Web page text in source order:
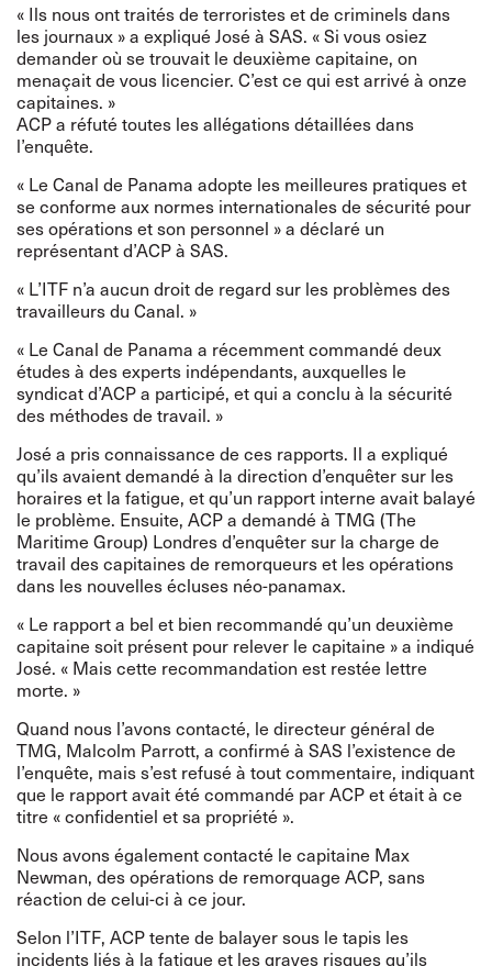
« Ils nous ont traités de terroristes et de criminels dans
les journaux » a expliqué José à SAS. « Si vous osiez
demander où se trouvait le deuxième capitaine, on
menaçait de vous licencier. C’est ce qui est arrivé à onze
capitaines. »
ACP a réfuté toutes les allégations détaillées dans
l’enquête.
« Le Canal de Panama adopte les meilleures pratiques et
se conforme aux normes internationales de sécurité pour
ses opérations et son personnel » a déclaré un
représentant d’ACP à SAS.
« L’ITF n’a aucun droit de regard sur les problèmes des
travailleurs du Canal. »
« Le Canal de Panama a récemment commandé deux
études à des experts indépendants, auxquelles le
syndicat d’ACP a participé, et qui a conclu à la sécurité
des méthodes de travail. »
José a pris connaissance de ces rapports. Il a expliqué
qu’ils avaient demandé à la direction d’enquêter sur les
horaires et la fatigue, et qu’un rapport interne avait balayé
le problème. Ensuite, ACP a demandé à TMG (The
Maritime Group) Londres d’enquêter sur la charge de
travail des capitaines de remorqueurs et les opérations
dans les nouvelles écluses néo-panamax.
« Le rapport a bel et bien recommandé qu’un deuxième
capitaine soit présent pour relever le capitaine » a indiqué
José. « Mais cette recommandation est restée lettre
morte. »
Quand nous l’avons contacté, le directeur général de
TMG, Malcolm Parrott, a confirmé à SAS l’existence de
l’enquête, mais s’est refusé à tout commentaire, indiquant
que le rapport avait été commandé par ACP et était à ce
titre « confidentiel et sa propriété ».
Nous avons également contacté le capitaine Max
Newman, des opérations de remorquage ACP, sans
réaction de celui-ci à ce jour.
Selon l’ITF, ACP tente de balayer sous le tapis les
incidents liés à la fatigue et les graves risques qu’ils